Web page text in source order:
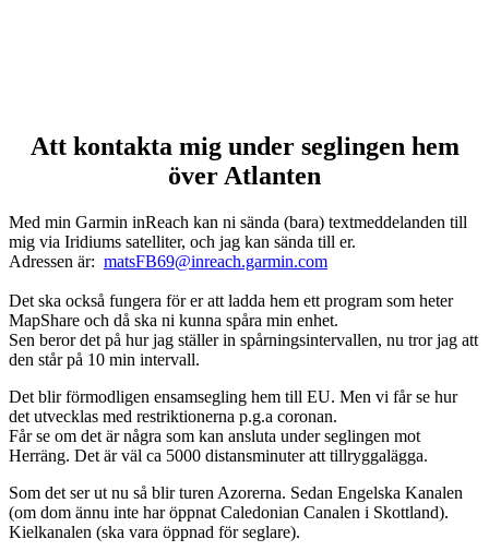
Att kontakta mig under seglingen hem
över Atlanten
Med min Garmin inReach kan ni sända (bara) textmeddelanden till
mig via Iridiums satelliter, och jag kan sända till er.
Adressen är: matsFB69@inreach.garmin.com
Det ska också fungera för er att ladda hem ett program som heter
MapShare och då ska ni kunna spåra min enhet.
Sen beror det på hur jag ställer in spårningsintervallen, nu tror jag att
den står på 10 min intervall.
Det blir förmodligen ensamsegling hem till EU. Men vi får se hur
det utvecklas med restriktionerna p.g.a coronan.
Får se om det är några som kan ansluta under seglingen mot
Herräng. Det är väl ca 5000 distansminuter att tillryggalägga.
Som det ser ut nu så blir turen Azorerna. Sedan Engelska Kanalen
(om dom ännu inte har öppnat Caledonian Canalen i Skottland).
Kielkanalen (ska vara öppnad för seglare).